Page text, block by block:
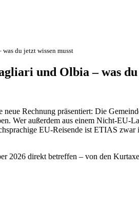
du jetzt wissen musst
und Olbia – was
Rechnung präsentiert: Die
Wer außerdem aus einem Nicht-
EU-Reisende ist ETIAS
2026 direkt betreffen – von den